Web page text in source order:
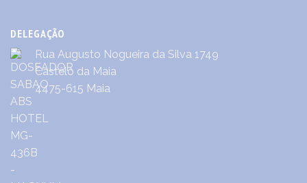
DELEGAÇÃO
Rua Augusto Nogueira da Silva 1749
Castêlo da Maia
4475-615 Maia